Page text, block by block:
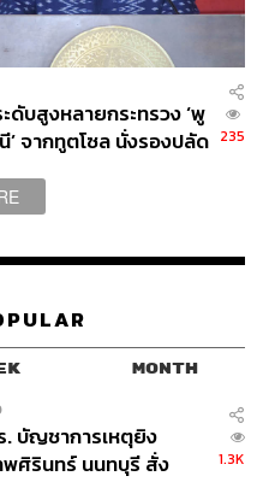
ดับสูงหลายกระทรวง ‘พู
จากทูตโซล นั่งรองปลัด 235
MONTH
. บัญชาการเหตุยิง
พศิรินทร์ นนทบุรี สั่ง
1.3K